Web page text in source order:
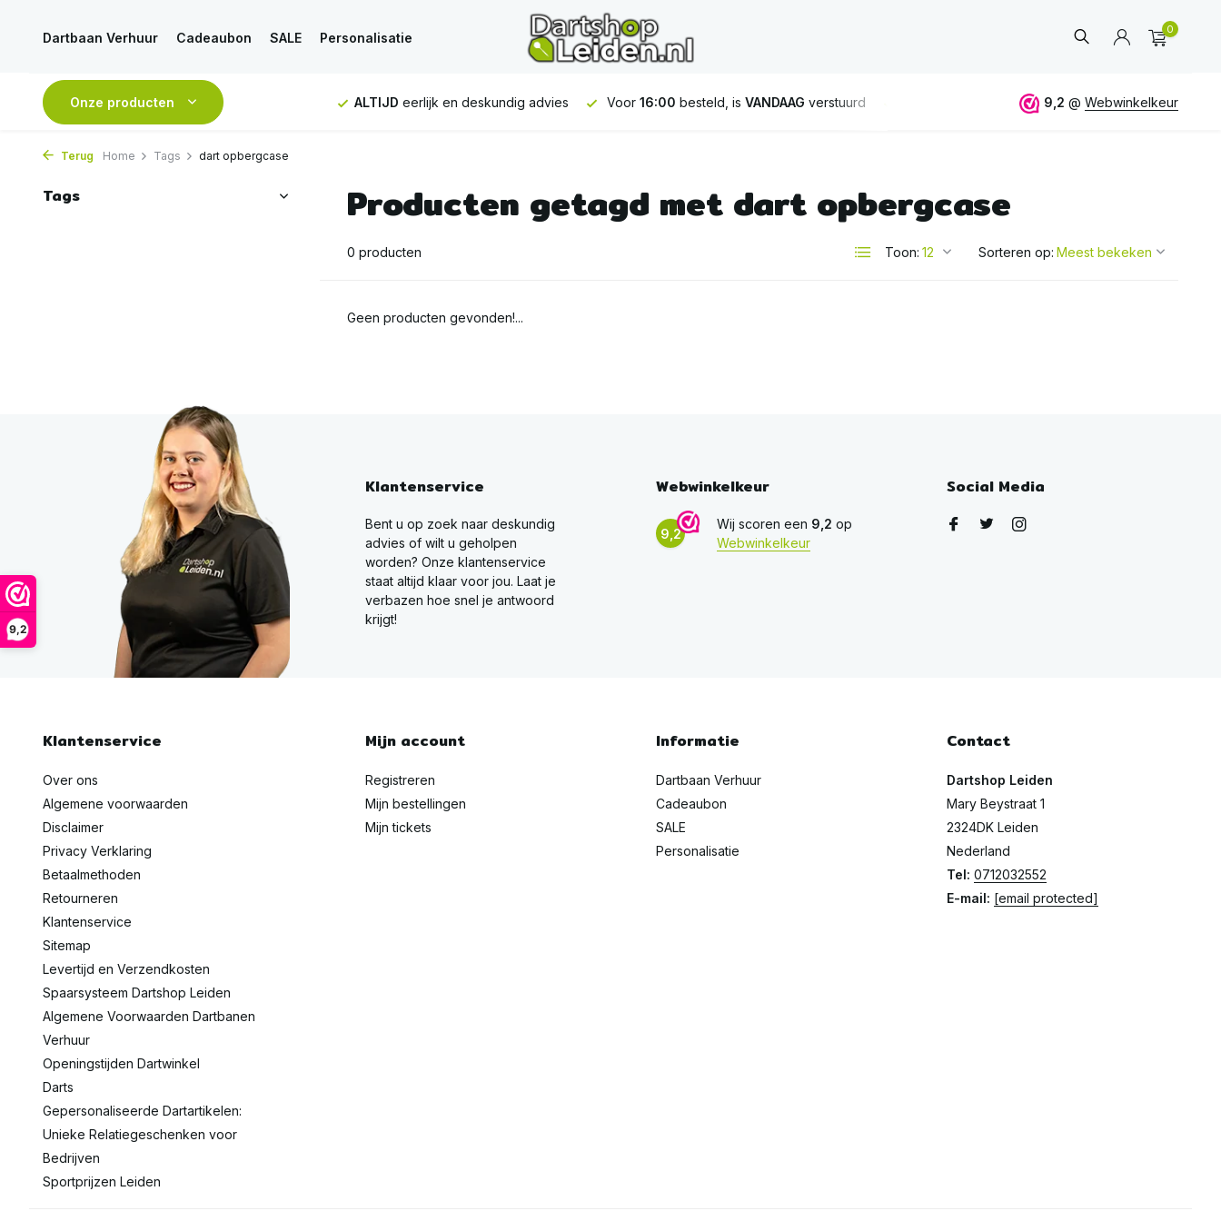
9,2
Dartbaan Verhuur Cadeaubon SALE Personalisatie
0
Onze producten
verstuurd GRATIS verzending vanaf 50€ ALTIJD eerlijk en deskundig advies Voor 16:00 besteld, is VANDAAG verstuurd verzending vanaf 50€ ALTIJDeerlijk
9,2 @ Webwinkelkeur
Terug Home Tags dart opbergcase
Tags Producten getagd met dart opbergcase
0 producten Toon: Sorteren op:
Geen producten gevonden!...
Klantenservice
Bent u op zoek naar deskundig
advies of wilt u geholpen
worden? Onze klantenservice
staat altijd klaar voor jou. Laat je
verbazen hoe snel je antwoord
krijgt!
Webwinkelkeur
9,2
Wij scoren een 9,2 op
Webwinkelkeur
Social Media
Klantenservice
Over ons
Algemene voorwaarden
Disclaimer
Privacy Verklaring
Betaalmethoden
Retourneren
Klantenservice
Sitemap
Levertijd en Verzendkosten
Spaarsysteem Dartshop Leiden
Algemene Voorwaarden Dartbanen
Verhuur
Openingstijden Dartwinkel
Darts
Gepersonaliseerde Dartartikelen:
Unieke Relatiegeschenken voor
Bedrijven
Sportprijzen Leiden
Mijn account
Registreren
Mijn bestellingen
Mijn tickets
Informatie
Dartbaan Verhuur
Cadeaubon
SALE
Personalisatie
Contact
Dartshop Leiden
Mary Beystraat 1
2324DK Leiden
Nederland
Tel: 0712032552
E-mail: [email protected]